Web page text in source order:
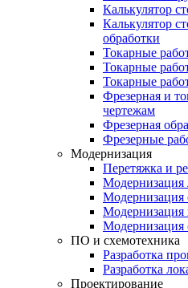
Калькулятор
Калькулятор
обработки
Токарные
Токарные
Токарные
Фрезерная и
чертежам
Фрезерная
Фрезерные
Модернизация
Перетяжка и
Модернизация
Модернизация
Модернизация
Модернизация
ПО и схемотехника
Разработка
Разработка
Проектирование